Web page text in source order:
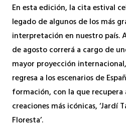
En esta edición, la cita estival
legado de algunos de los más
interpretación en nuestro país.
de agosto correrá a cargo de
mayor proyección
regresa a los escenarios de
formación, con la que recupera
creaciones más icónicas, ‘Jardí
Floresta’.